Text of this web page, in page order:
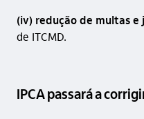
(iv) redução de multas e
de ITCMD.
IPCA passará a